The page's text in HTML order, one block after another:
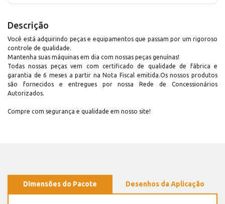
Descrição
Você está adquirindo peças e equipamentos que passam por um rigoroso
controle de qualidade.
Mantenha suas máquinas em dia com nossas peças genuínas!
Todas nossas peças vem com certificado de qualidade de fábrica e
garantia de 6 meses a partir na Nota Fiscal emitida.Os nossos produtos
são fornecidos e entregues por nossa Rede de Concessionários
Autorizados.
Compre com segurança e qualidade em nosso site!
Dimensões do Pacote Desenhos da Aplicação